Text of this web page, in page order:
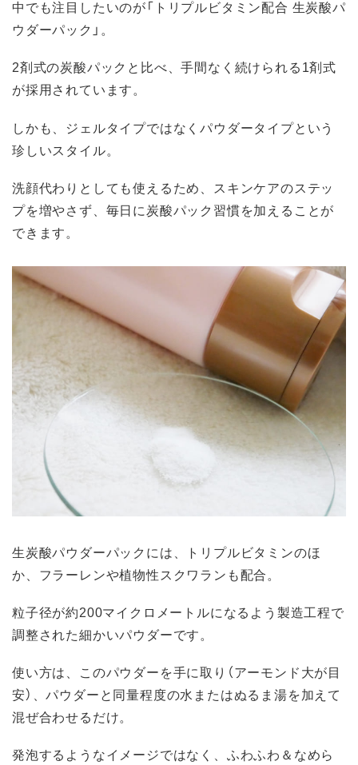
中でも注目したいのが「トリプルビタミン配合 生炭酸パ
ウダーパック」。
2剤式の炭酸パックと比べ、手間なく続けられる1剤式
が採用されています。
しかも、ジェルタイプではなくパウダータイプという
珍しいスタイル。
洗顔代わりとしても使えるため、スキンケアのステッ
プを増やさず、毎日に炭酸パック習慣を加えることが
できます。
生炭酸パウダーパックには、トリプルビタミンのほ
か、フラーレンや植物性スクワランも配合。
粒子径が約200マイクロメートルになるよう製造工程で
調整された細かいパウダーです。
使い方は、このパウダーを手に取り（アーモンド大が目
安）、パウダーと同量程度の水またはぬるま湯を加えて
混ぜ合わせるだけ。
発泡するようなイメージではなく、ふわふわ＆なめら